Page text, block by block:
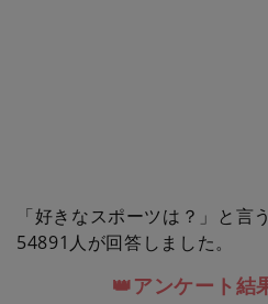
「好きなスポーツは？」と言
54891人が回答しました。
👑アンケート結